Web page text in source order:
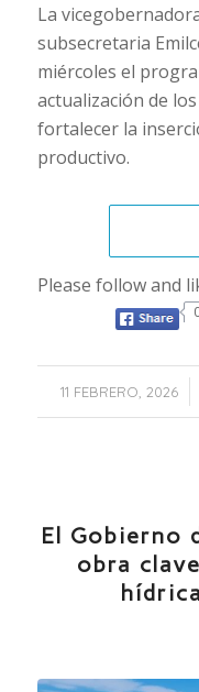
La
subsecretaria
miércoles el
actualización de
fortalecer la
productivo.
Please follow and
11 FEBRERO, 2026
/
El Gobierno
obra